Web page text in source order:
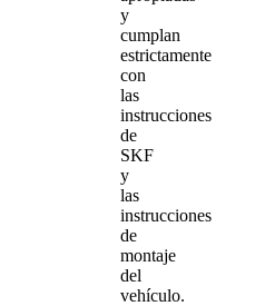
y
cumplan
estrictamente
con
las
instrucciones
de
SKF
y
las
instrucciones
de
montaje
del
vehículo.